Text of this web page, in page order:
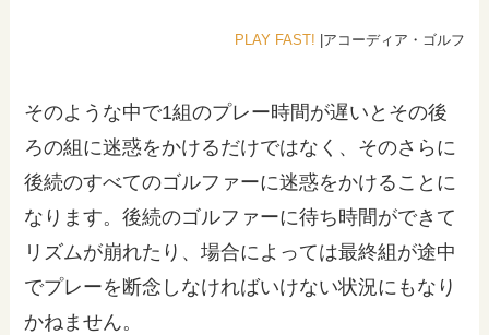
PLAY FAST! |アコーディア・ゴルフ
そのような中で1組のプレー時間が遅いとその後
ろの組に迷惑をかけるだけではなく、そのさらに
後続のすべてのゴルファーに迷惑をかけることに
なります。後続のゴルファーに待ち時間ができて
リズムが崩れたり、場合によっては最終組が途中
でプレーを断念しなければいけない状況にもなり
かねません。